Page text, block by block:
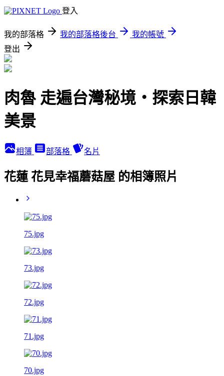
登入
我的部落格 我的部落格後台
我的帳號
登出
肉魯 走遍台灣秘境・探索日韓
美景
相簿 部落格 名片
花蓮 花見幸福蘑菇屋 的相簿照片
75.jpg
73.jpg
72.jpg
71.jpg
70.jpg